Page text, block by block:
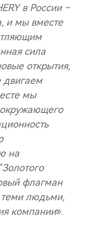
в России –
и мы вместе
сила
открытия,
двигаем
мы
на
флагман
теми людьми,
компании».